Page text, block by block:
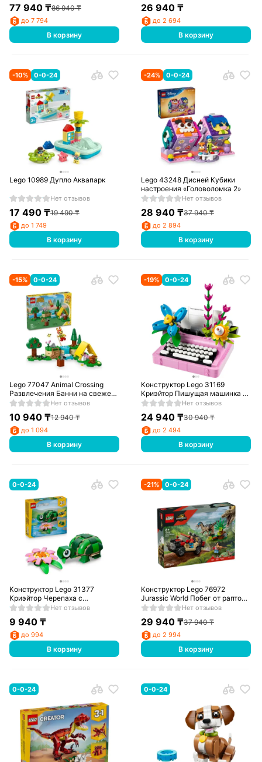
77 940₸86 940₸
до 7 794
В корзину
26 940 ₸
до 2 694
В корзину
-10% 0-0-24
Lego 10989 Дупло Аквапарк
Нет отзывов
17 490₸19 490₸
до 1 749
В корзину
-24% 0-0-24
Lego 43248 Дисней Кубики
настроения «Головоломка 2»
Нет отзывов
28 940 ₸37 940₸
до 2 894
В корзину
-15% 0-0-24
Lego 77047 Animal Crossing
Развлечения Банни на свежем
воздухе
Нет отзывов
10 940₸12 940₸
до 1 094
В корзину
-19% 0-0-24
Конструктор Lego 31169
Криэйтор Пишущая машинка с
цветами
Нет отзывов
24 940 ₸30 940₸
до 2 494
В корзину
0-0-24
Конструктор Lego 31377
Криэйтор Черепаха с
кувшинкой Нет отзывов
9 940₸
до 994
В корзину
-21% 0-0-24
Конструктор Lego 76972
Jurassic World Побег от раптора
в бездорожьеНет отзывов
29 940 ₸37 940₸
до 2 994
В корзину
0-0-24 0-0-24